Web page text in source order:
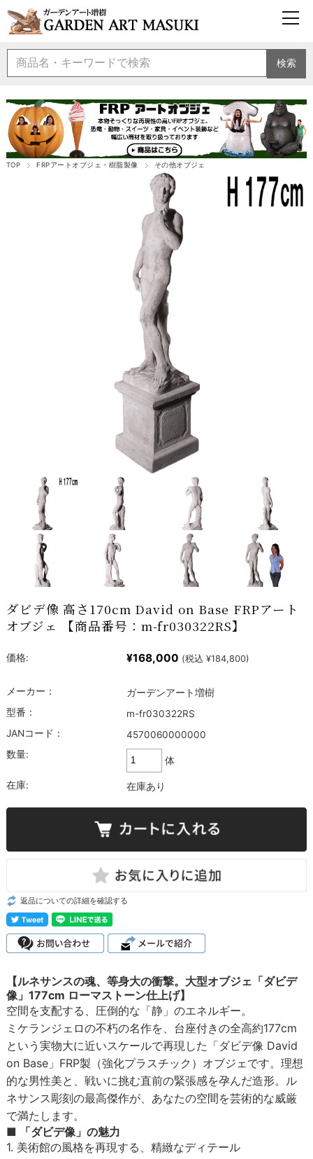
検索
TOP FRPアートオブジェ・樹脂製像 その他オブジェ
ダビデ像 高さ170cm David on Base FRPアート
オブジェ 【商品番号：m-fr030322RS】
価格: ¥168,000 (税込 ¥184,800)
メーカー：
ガーデンアート増樹
型番：
m-fr030322RS
JANコード：
4570060000000
数量:
体
在庫: 在庫あり
返品についての詳細を確認する
【ルネサンスの魂、等身大の衝撃。大型オブジェ「ダビデ
像」177cm ローマストーン仕上げ】
空間を支配する、圧倒的な「静」のエネルギー。
ミケランジェロの不朽の名作を、台座付きの全高約177cm
という実物大に近いスケールで再現した「ダビデ像 David
on Base」FRP製（強化プラスチック）オブジェです。理想
的な男性美と、戦いに挑む直前の緊張感を孕んだ造形。ル
ネサンス彫刻の最高傑作が、あなたの空間を芸術的な威厳
で満たします。
■ 「ダビデ像」の魅力
1. 美術館の風格を再現する、精緻なディテール